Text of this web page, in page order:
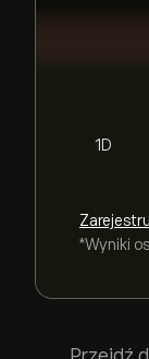
1D
*Wyniki